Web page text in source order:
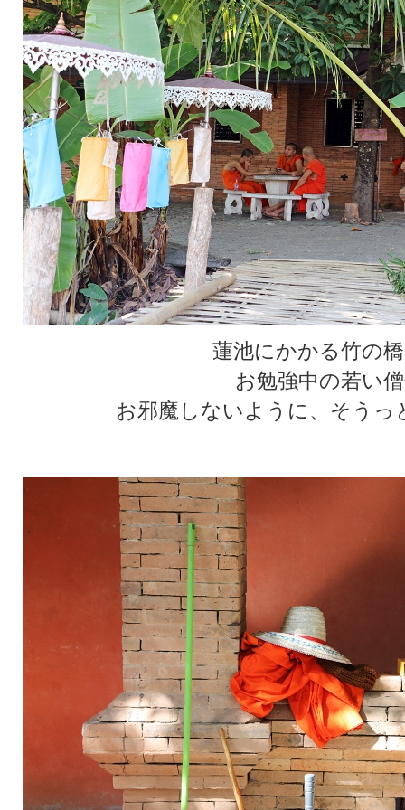
蓮池にかかる竹の
お勉強中の若い
お邪魔しないように、そうっ